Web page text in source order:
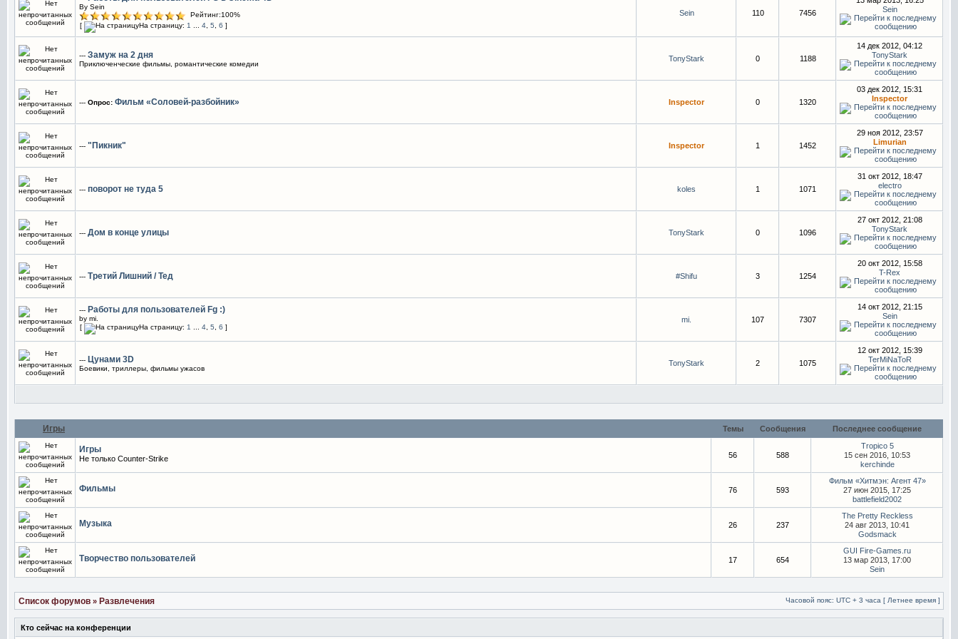
By Sein
Рейтинг:100%
[
На страницу: 1 4 5 6 ]
Sein 110 7456
Sein
--- Замуж на 2 дня
Приключенческие фильмы, романтические комедии
TonyStark 0 1188
14 дек 2012, 04:12
TonyStark
--- Опрос: Фильм «Соловей-разбойник» Inspector 0 1320
03 дек 2012, 15:31
Inspector
--- "Пикник" Inspector 1 1452
29 ноя 2012, 23:57
Limurian
--- поворот не туда 5 koles 1 1071
31 окт 2012, 18:47
electro
--- Дом в конце улицы TonyStark 0 1096
27 окт 2012, 21:08
TonyStark
--- Третий Лишний / Тед #Shifu 3 1254
20 окт 2012, 15:58
T-Rex
--- Работы для пользователей Fg :)
by mi.
[
На страницу: 1 4 5 6 ]
mi. 107 7307
14 окт 2012, 21:15
Sein
--- Цунами 3D
Боевики, триллеры, фильмы ужасов
TonyStark 2 1075
12 окт 2012, 15:39
TerMiNaToR
Игры Темы Сообщения Последнее сообщение
Игры
Не только Counter-Strike 56 588
Tropico 5
15 сен 2016, 10:53
kerchinde
Фильмы 76 593
Фильм «Хитмэн: Агент 47»
27 июн 2015, 17:25
battlefield2002
Музыка 26 237
The Pretty Reckless
24 авг 2013, 10:41
Godsmack
Творчество пользователей 17 654
GUI Fire-Games.ru
13 мар 2013, 17:00
Sein
Список форумов » Развлечения Часовой пояс: UTC + 3 часа [ Летнее время ]
Кто сейчас на конференции